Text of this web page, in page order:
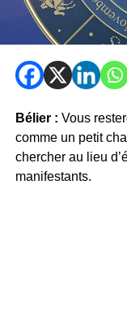
Bélier : Vous
comme un petit
chercher au lieu
manifestants.